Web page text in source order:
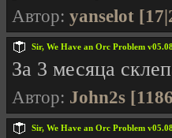
Автор: yanselot
Sir, We Have an Orc Problem
За 3 месяца
Автор: John2s
Sir, We Have an Orc Problem